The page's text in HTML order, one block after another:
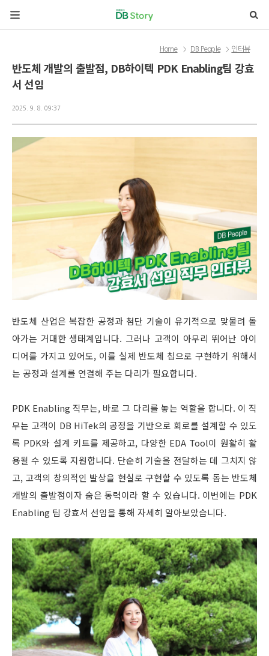
Home > DB People > 인터뷰
반도체 개발의 출발점, DB하이텍 PDK Enabling팀 강효
서 선임
2025. 9. 8. 09:37
반도체 산업은 복잡한 공정과 첨단 기술이 유기적으로 맞물려 돌
아가는 거대한 생태계입니다. 그러나 고객이 아무리 뛰어난 아이
디어를 가지고 있어도, 이를 실제 반도체 칩으로 구현하기 위해서
는 공정과 설계를 연결해 주는 다리가 필요합니다.
PDK Enabling 직무는, 바로 그 다리를 놓는 역할을 합니다. 이 직
무는 고객이 DB HiTek의 공정을 기반으로 회로를 설계할 수 있도
록 PDK와 설계 키트를 제공하고, 다양한 EDA Tool이 원활히 활
용될 수 있도록 지원합니다. 단순히 기술을 전달하는 데 그치지 않
고, 고객의 창의적인 발상을 현실로 구현할 수 있도록 돕는 반도체
개발의 출발점이자 숨은 동력이라 할 수 있습니다. 이번에는 PDK
Enabling 팀 강효서 선임을 통해 자세히 알아보았습니다.